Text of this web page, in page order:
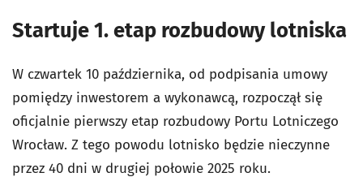
Startuje 1. etap rozbudowy lotniska
W czwartek 10 października, od podpisania umowy
pomiędzy inwestorem a wykonawcą, rozpoczął się
oficjalnie pierwszy etap rozbudowy Portu Lotniczego
Wrocław. Z tego powodu lotnisko będzie nieczynne
przez 40 dni w drugiej połowie 2025 roku.